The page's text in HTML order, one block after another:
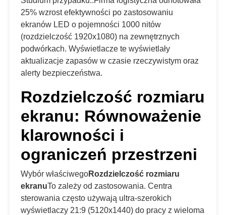
25% wzrost efektywności po zastosowaniu
ekranów LED o pojemności 1000 nitów
(rozdzielczość 1920x1080) na zewnętrznych
podwórkach. Wyświetlacze te wyświetlały
aktualizacje zapasów w czasie rzeczywistym oraz
alerty bezpieczeństwa.
Rozdzielczość rozmiaru
ekranu: Równoważenie
klarowności i
ograniczeń przestrzeni
Wybór właściwegoRozdzielczość rozmiaru
ekranuTo zależy od zastosowania. Centra
sterowania często używają ultra-szerokich
wyświetlaczy 21:9 (5120x1440) do pracy z wieloma